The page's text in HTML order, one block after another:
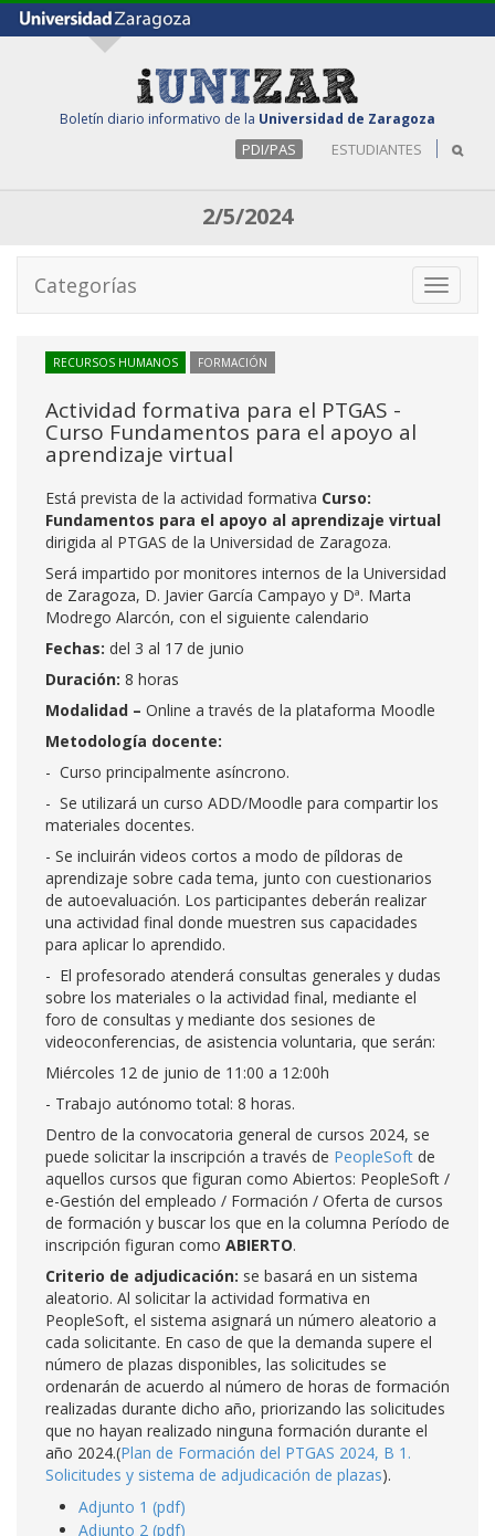
Boletín diario informativo de la Universidad de Zaragoza
PDI/PAS ESTUDIANTES
2/5/2024
Toggle
Categorías
RECURSOS HUMANOS FORMACIÓN
Actividad formativa para el PTGAS -
Curso Fundamentos para el apoyo al
aprendizaje virtual
Está prevista de la actividad formativa Curso:
Fundamentos para el apoyo al aprendizaje virtual
dirigida al PTGAS de la Universidad de Zaragoza.
Será impartido por monitores internos de la Universidad
de Zaragoza, D. Javier García Campayo y Dª. Marta
Modrego Alarcón, con el siguiente calendario
Fechas: del 3 al 17 de junio
Duración: 8 horas
Modalidad – Online a través de la plataforma Moodle
Metodología docente:
- Curso principalmente asíncrono.
- Se utilizará un curso ADD/Moodle para compartir los
materiales docentes.
- Se incluirán videos cortos a modo de píldoras de
aprendizaje sobre cada tema, junto con cuestionarios
de autoevaluación. Los participantes deberán realizar
una actividad final donde muestren sus capacidades
para aplicar lo aprendido.
- El profesorado atenderá consultas generales y dudas
sobre los materiales o la actividad final, mediante el
foro de consultas y mediante dos sesiones de
videoconferencias, de asistencia voluntaria, que serán:
Miércoles 12 de junio de 11:00 a 12:00h
- Trabajo autónomo total: 8 horas.
Dentro de la convocatoria general de cursos 2024, se
puede solicitar la inscripción a través de PeopleSoft de
aquellos cursos que figuran como Abiertos: PeopleSoft /
e-Gestión del empleado / Formación / Oferta de cursos
de formación y buscar los que en la columna Período de
inscripción figuran como ABIERTO.
Criterio de adjudicación: se basará en un sistema
aleatorio. Al solicitar la actividad formativa en
PeopleSoft, el sistema asignará un número aleatorio a
cada solicitante. En caso de que la demanda supere el
número de plazas disponibles, las solicitudes se
ordenarán de acuerdo al número de horas de formación
realizadas durante dicho año, priorizando las solicitudes
que no hayan realizado ninguna formación durante el
año 2024.(Plan de Formación del PTGAS 2024, B 1.
Solicitudes y sistema de adjudicación de plazas).
Adjunto 1 (pdf)
Adjunto 2 (pdf)